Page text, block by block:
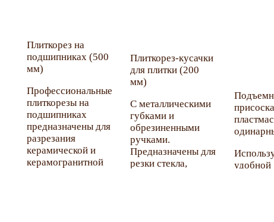
для
металлов.
керамики и стекла.
ручка-
Плиткорез на
подшипниках (500
мм)
Профессиональные
плиткорезы на
подшипниках
предназначены для
разрезания
керамической и
керамогранитной
Плиткорез-кусачки
для плитки (200
мм)
С металлическими
губками и
обрезиненными
ручками.
Предназначены для
резки стекла,
удобной